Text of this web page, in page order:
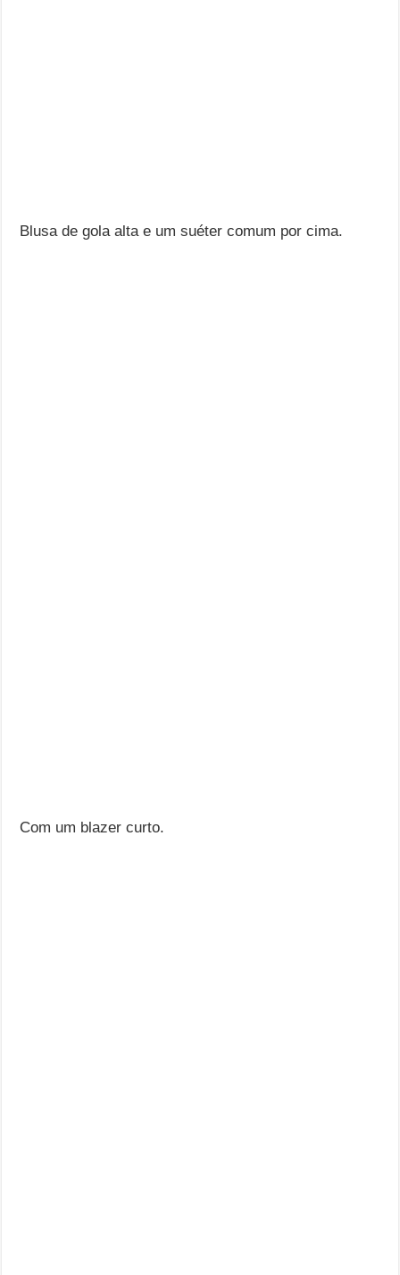
Blusa de gola alta e um suéter comum por cima.
Com um blazer curto.